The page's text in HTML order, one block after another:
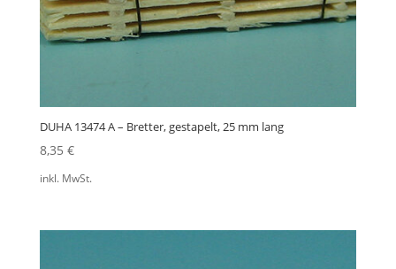
DUHA 13474 A – Bretter, gestapelt, 25 mm lang
8,35 €
inkl. MwSt.